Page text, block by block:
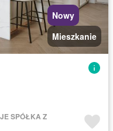
Nowy
Mieszkanie
SPÓŁKA Z